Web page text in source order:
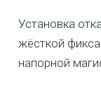
Установка
жёсткой
напорной